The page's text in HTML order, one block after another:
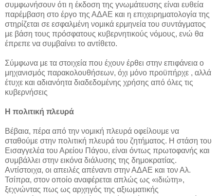
συμφωνήσουν ότι η έκδοση της γνωμάτευσης είναι ευθεία
παρέμβαση στο έργο της ΑΔΑΕ και η επιχειρηματολογία της
στηρίζεται σε εσφαλμένη νομικά ερμηνεία του συντάγματος
με βάση τους πρόσφατους κυβερνητικούς νόμους, ενώ θα
έπρεπε να συμβαίνει το αντίθετο.
Σύμφωνα με τα στοιχεία που έχουν έρθει στην επιφάνεια ο
μηχανισμός παρακολουθήσεων, όχι μόνο προϋπήρχε , αλλά
έτυχε και αδιανόητα διαδεδομένης χρήσης από όλες τις
κυβερνήσεις
Η πολιτική πλευρά
Βέβαια, πέρα από την νομική πλευρά οφείλουμε να
σταθούμε στην πολιτική πλευρά του ζητήματος. Η στάση του
Εισαγγελέα του Αρείου Πάγου, είναι όντως πρωτοφανής και
συμβάλλει στην εικόνα διάλυσης της δημοκρατίας.
Αντίστοιχα, οι απειλές απέναντι στην ΑΔΑΕ και τον Αλ.
Τσίπρα, στον οποίο αναφέρεται απλώς ως «ιδιώτη»,
ξεχνώντας πως ως αρχηγός της αξιωματικής